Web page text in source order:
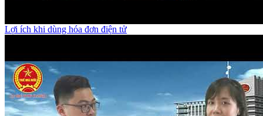
Lợi ích khi dùng hóa đơn điện tử